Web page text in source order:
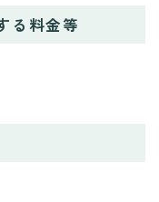
る料金等